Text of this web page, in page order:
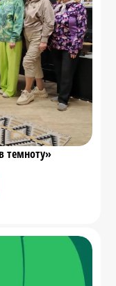
темноту»